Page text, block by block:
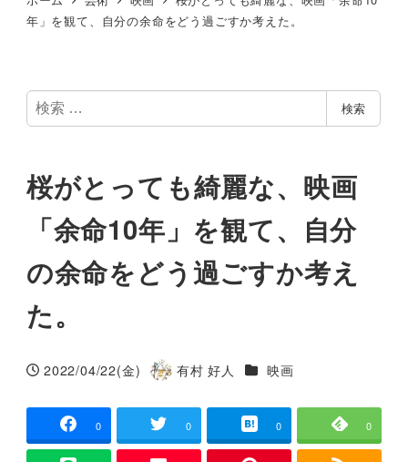
年」を観て、自分の余命をどう過ごすか考えた。
検
索
検索
桜がとっても綺麗な、映画
「余命10年」を観て、自分
の余命をどう過ごすか考え
た。
投稿日
2022/04/22(金)
著
有村 好人 カテゴリー
映画
0 0 0 0